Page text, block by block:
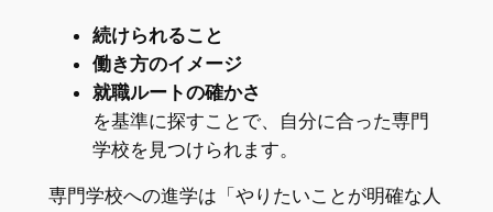
続けられること
働き方のイメージ
就職ルートの確かさ
を基準に探すことで、自分に合った専門
学校を見つけられます。
専門学校への進学は「やりたいことが明確な人